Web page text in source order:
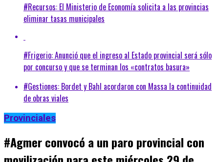
#Recursos: El Ministerio de Economía solicita a las provincias
eliminar tasas municipales
#Frigerio: Anunció que el ingreso al Estado provincial será sólo
por concurso y que se terminan los «contratos basura»
#Gestiones: Bordet y Bahl acordaron con Massa la continuidad
de obras viales
Provinciales
#Agmer convocó a un paro provincial con